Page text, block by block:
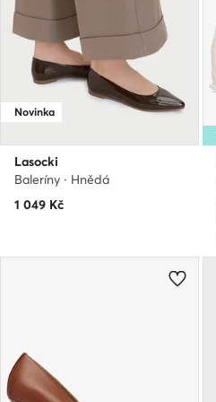
Novinka
Lasocki
Baleríny · Hnědá
1 049 Kč